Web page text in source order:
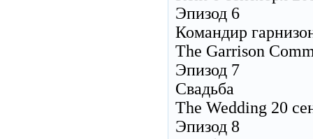
Эпизод 6
Командир
The Garrison
Эпизод 7
Свадьба
The Wedding 20
Эпизод 8